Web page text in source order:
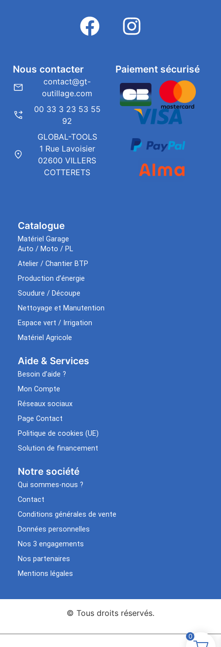
Catalogue
Matériel Garage
Auto / Moto / PL
Atelier / Chantier BTP
Production d’énergie
Soudure / Découpe
Nettoyage et Manutention
Espace vert / Irrigation
Matériel Agricole
Aide & Services​
Besoin d’aide ?
Mon Compte
Réseaux sociaux
Page Contact
Politique de cookies (UE)
Solution de financement
Notre société
Qui sommes-nous ?
Contact
Conditions générales de vente
Données personnelles
Nos 3 engagements
Nos partenaires
Mentions légales
Paiement sécurisé
Nous contacter
contact@gt-
outillage.com
00 33 3 23 53 55
92
GLOBAL-TOOLS
1 Rue Lavoisier
02600 VILLERS
COTTERETS
© Tous droits réservés.
0